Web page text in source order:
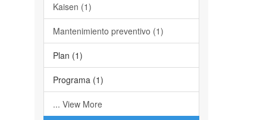
Kaisen (1)
Mantenimiento preventivo (1)
Plan (1)
Programa (1)
... View More